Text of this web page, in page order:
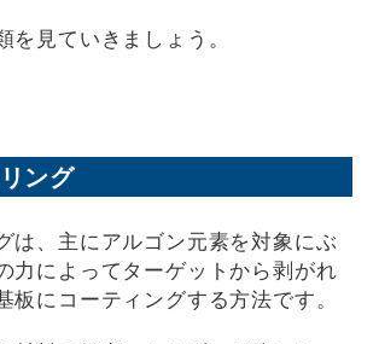
を見ていきましょう。
ング
は、主にアルゴン元素を対象にぶ
力によってターゲットから剥がれ
板にコーティングする方法です。